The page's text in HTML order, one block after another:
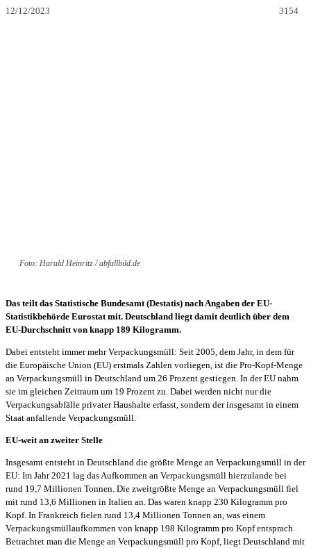
12/12/2023 3154
Foto: Harald Heinritz / abfallbild.de
Das teilt das Statistische Bundesamt (Destatis) nach Angaben der EU-
Statistikbehörde Eurostat mit. Deutschland liegt damit deutlich über dem
EU-Durchschnitt von knapp 189 Kilogramm.
Dabei entsteht immer mehr Verpackungsmüll: Seit 2005, dem Jahr, in dem für
die Europäische Union (EU) erstmals Zahlen vorliegen, ist die Pro-Kopf-Menge
an Verpackungsmüll in Deutschland um 26 Prozent gestiegen. In der EU nahm
sie im gleichen Zeitraum um 19 Prozent zu. Dabei werden nicht nur die
Verpackungsabfälle privater Haushalte erfasst, sondern der insgesamt in einem
Staat anfallende Verpackungsmüll.
EU-weit an zweiter Stelle
Insgesamt entsteht in Deutschland die größte Menge an Verpackungsmüll in der
EU: Im Jahr 2021 lag das Aufkommen an Verpackungsmüll hierzulande bei
rund 19,7 Millionen Tonnen. Die zweitgrößte Menge an Verpackungsmüll fiel
mit rund 13,6 Millionen in Italien an. Das waren knapp 230 Kilogramm pro
Kopf. In Frankreich fielen rund 13,4 Millionen Tonnen an, was einem
Verpackungsmüllaufkommen von knapp 198 Kilogramm pro Kopf entsprach.
Betrachtet man die Menge an Verpackungsmüll pro Kopf, liegt Deutschland mit